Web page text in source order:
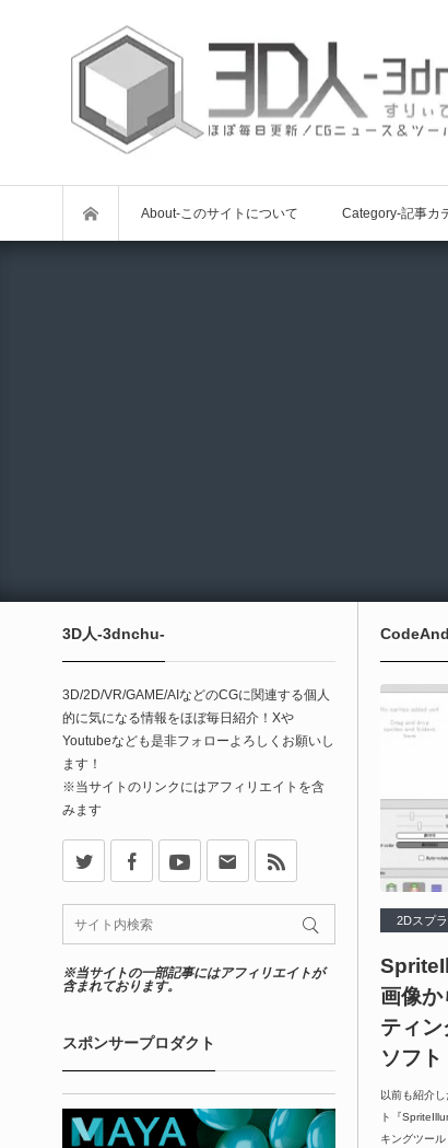
About-このサイトについて Category-記事カ
2Dスプ
画像
ティ
ソフ
以前も紹介
ト『
キングツー
3D人-3dnchu-
3D/2D/VR/GAME/AIなどのCGに関連する個人
的に気になる情報をほぼ毎日紹介！Xや
Youtubeなども是非フォローよろしくお願いし
ます！
※当サイトのリンクにはアフィリエイトを含
みます
※当サイトの一部記事にはアフィリエイトが
含まれております。
スポンサープロダクト